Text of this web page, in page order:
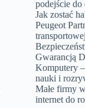
podejście
Jak zostać
Peugeot
transportowej
Gwarancją
Komputery
nauki i
Małe firmy
internet do